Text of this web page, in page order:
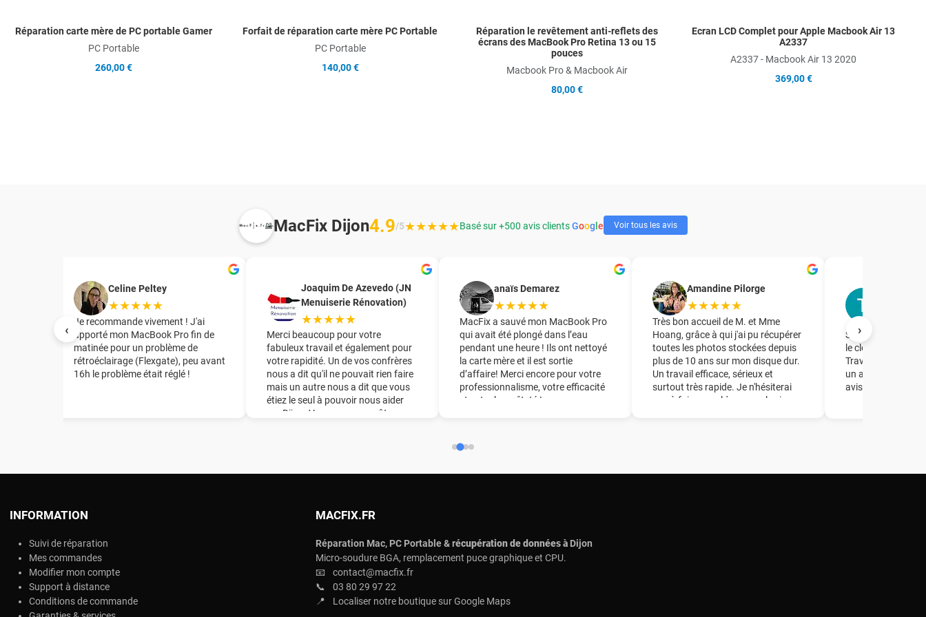
Réparation carte mère de PC portable Gamer
PC Portable
260,00 €
Forfait de réparation carte mère PC Portable
PC Portable
140,00 €
Réparation le revêtement anti-reflets des
écrans des MacBook Pro Retina 13 ou 15
pouces
Macbook Pro & Macbook Air
80,00 €
Ecran LCD Complet pour Apple Macbook Air 13
A2337
A2337 - Macbook Air 13 2020
369,00 €
‹ ›
MacFix Dijon4.9/5★★★★★Basé sur +500 avis clientsGoog e Voir tous les avis
Celine Peltey
★★★★★
Je recommande vivement ! J'ai
apporté mon MacBook Pro fin de
matinée pour un problème de
rétroéclairage (Flexgate), peu avant
16h le problème était réglé !
Joaquim De Azevedo (JN
Menuiserie Rénovation)
★★★★★
Merci beaucoup pour votre
fabuleux travail et également pour
votre rapidité. Un de vos confrères
nous a dit qu'il ne pouvait rien faire
mais un autre nous a dit que vous
étiez le seul à pouvoir nous aider
sur Dijon. Vous nous avez ôter une
anaïs Demarez
★★★★★
MacFix a sauvé mon MacBook Pro
qui avait été plongé dans l’eau
pendant une heure ! Ils ont nettoyé
la carte mère et il est sortie
d’affaire! Merci encore pour votre
professionnalisme, votre efficacité
et votre honnêteté !
Amandine Pilorge
★★★★★
Très bon accueil de M. et Mme
Hoang, grâce à qui j'ai pu récupérer
toutes les photos stockées depuis
plus de 10 ans sur mon disque dur.
Un travail efficace, sérieux et
surtout très rapide. Je n'hésiterai
pas à faire appel à ce couple si
Société à laquelle
le clonage d'un
Travail parfait en
un accueil de
avisés.
INFORMATION
Suivi de réparation
Mes commandes
Modifier mon compte
Support à distance
Conditions de commande
MACFIX.FR
Réparation Mac, PC Portable & récupération de données àDijon
Micro-soudure BGA, remplacement puce graphique et CPU.
📧
contact@macfix.fr
📞
03 80 29 97 22
📍
Localiser notre boutique sur Google Maps